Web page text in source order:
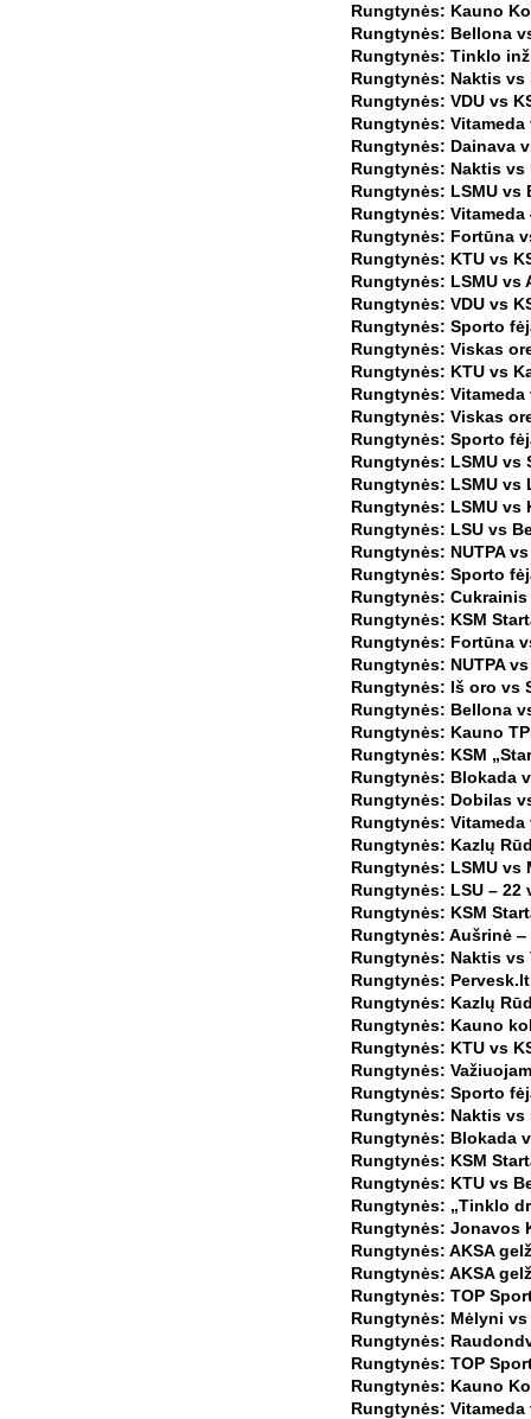
Rungtynės: Kauno
Rungtynės: Bellona
Rungtynės: Tinklo
Rungtynės: Naktis vs
Rungtynės: VDU vs
Rungtynės: Vitameda
Rungtynės: Dainava
Rungtynės: Naktis vs
Rungtynės: LSMU vs
Rungtynės: Vitameda
Rungtynės: Fortūna
Rungtynės: KTU vs
Rungtynės: LSMU vs
Rungtynės: VDU vs
Rungtynės: Sporto
Rungtynės: Viskas
Rungtynės: KTU vs
Rungtynės: Vitameda
Rungtynės: Viskas
Rungtynės: Sporto
Rungtynės: LSMU vs
Rungtynės: LSMU vs
Rungtynės: LSMU vs
Rungtynės: LSU vs
Rungtynės: NUTPA
Rungtynės: Sporto
Rungtynės: Cukrainis
Rungtynės: KSM
Rungtynės: Fortūna
Rungtynės: NUTPA
Rungtynės: Iš oro vs
Rungtynės: Bellona
Rungtynės: Kauno
Rungtynės: KSM
Rungtynės: Blokada
Rungtynės: Dobilas
Rungtynės: Vitameda
Rungtynės: Kazlų
Rungtynės: LSMU vs
Rungtynės: LSU – 22
Rungtynės: KSM
Rungtynės: Aušrinė ‒
Rungtynės: Naktis vs
Rungtynės: Pervesk.lt
Rungtynės: Kazlų
Rungtynės: Kauno
Rungtynės: KTU vs
Rungtynės:
Rungtynės: Sporto
Rungtynės: Naktis vs
Rungtynės: Blokada
Rungtynės: KSM
Rungtynės: KTU vs
Rungtynės: „Tinklo
Rungtynės: Jonavos
Rungtynės: AKSA
Rungtynės: AKSA
Rungtynės: TOP
Rungtynės: Mėlyni vs
Rungtynės:
Rungtynės: TOP
Rungtynės: Kauno
Rungtynės: Vitameda